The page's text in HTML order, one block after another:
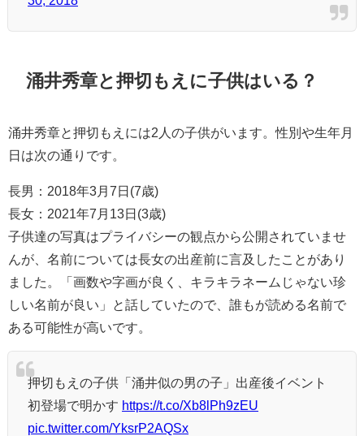
涌井秀章と押切もえに子供はいる？
涌井秀章と押切もえには2人の子供がいます。性別や生年月
日は次の通りです。
長男：2018年3月7日(7歳)
長女：2021年7月13日(3歳)
子供達の写真はプライバシーの観点から公開されていませ
んが、名前については長女の出産前に言及したことがあり
ました。「画数や字画が良く、キラキラネームじゃない珍
しい名前が良い」と話していたので、誰もが読める名前で
ある可能性が高いです。
押切もえの子供「涌井似の男の子」出産後イベント
初登場で明かす https://t.co/Xb8lPh9zEU
pic.twitter.com/YksrP2AQSx